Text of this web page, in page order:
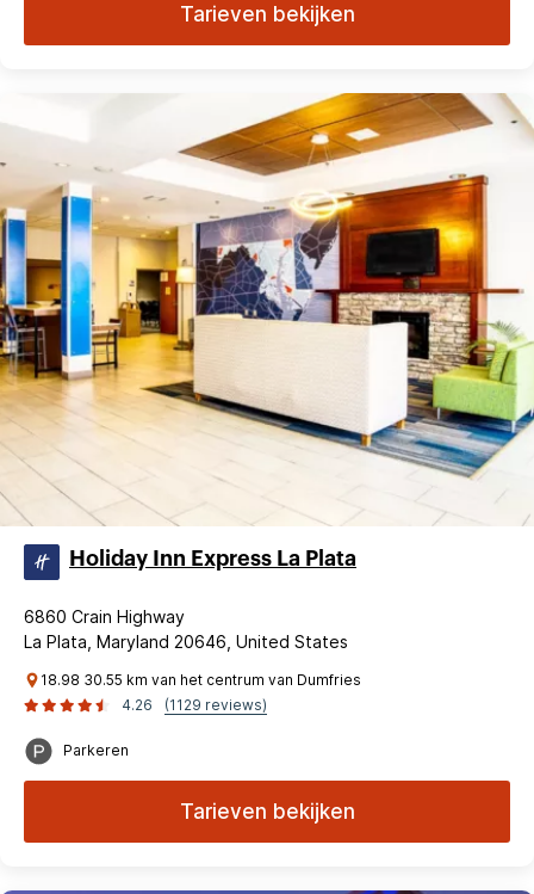
Tarieven bekijken
Holiday Inn Express La Plata
6860 Crain Highway
La Plata, Maryland 20646, United States
18.98 30.55 km van het centrum van Dumfries
4.26
(1129 reviews)
Parkeren
Tarieven bekijken